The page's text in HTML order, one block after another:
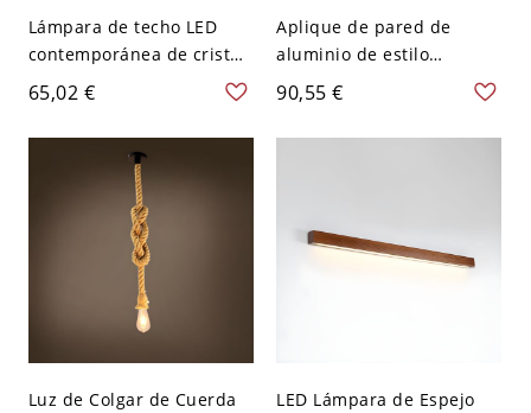
Lámpara de techo LED
contemporánea de cristal
ámbar redonda, montaje
empotrado, iluminación
blanca, 8,5" de ancho
65,02 €
Aplique de pared de
aluminio de estilo
moderno con 2 luces LED
coloridas para escaleras -
110 A 120 V Café 16,51 cm
90,55 €
Luz de Colgar de Cuerda
LED Lámpara de Espejo